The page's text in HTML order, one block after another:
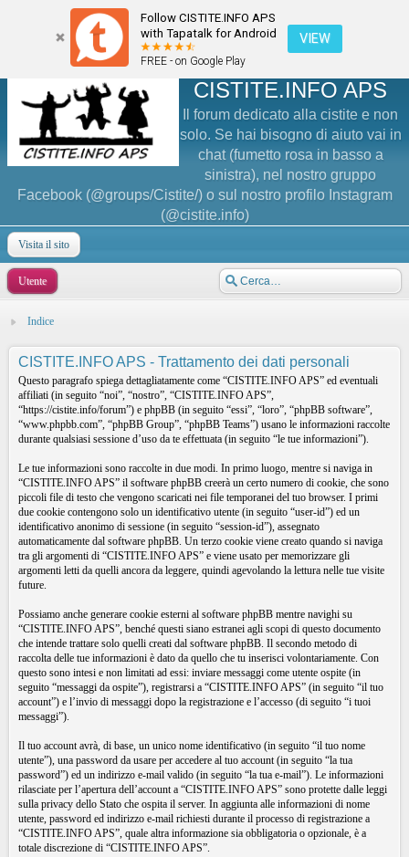
Follow CISTITE.INFO APS
with Tapatalk for Android
FREE - on Google Play
VIEW
CISTITE.INFO APS
Il forum dedicato alla cistite e non
solo. Se hai bisogno di aiuto vai in
chat (fumetto rosa in basso a
sinistra), nel nostro gruppo
Facebook (@groups/Cistite/) o sul nostro profilo Instagram
(@cistite.info)
Visita il sito
Utente
Indice
CISTITE.INFO APS - Trattamento dei dati personali
Questo paragrafo spiega dettagliatamente come “CISTITE.INFO APS” ed eventuali
affiliati (in seguito “noi”, “nostro”, “CISTITE.INFO APS”,
“https://cistite.info/forum”) e phpBB (in seguito “essi”, “loro”, “phpBB software”,
“www.phpbb.com”, “phpBB Group”, “phpBB Teams”) usano le informazioni raccolte
durante qualsiasi sessione d’uso da te effettuata (in seguito “le tue informazioni”).
Le tue informazioni sono raccolte in due modi. In primo luogo, mentre si naviga in
“CISTITE.INFO APS” il software phpBB creerà un certo numero di cookie, che sono
piccoli file di testo che vengono scaricati nei file temporanei del tuo browser. I primi
due cookie contengono solo un identificativo utente (in seguito “user-id”) ed un
identificativo anonimo di sessione (in seguito “session-id”), assegnato
automaticamente dal software phpBB. Un terzo cookie viene creato quando si naviga
tra gli argomenti di “CISTITE.INFO APS” e viene usato per memorizzare gli
argomenti letti da quelli ancora da leggere, quindi agevolando la lettura nelle tue visite
future.
Possiamo anche generare cookie esterni al software phpBB mentre navighi su
“CISTITE.INFO APS”, benché questi siano estranei agli scopi di questo documento
che intende trattare solo quelli creati dal software phpBB. Il secondo metodo di
raccolta delle tue informazioni è dato da quello che tu inserisci volontariamente. Con
questo sono intesi e non limitati ad essi: inviare messaggi come utente ospite (in
seguito “messaggi da ospite”), registrarsi a “CISTITE.INFO APS” (in seguito “il tuo
account”) e l’invio di messaggi dopo la registrazione e l’accesso (di seguito “i tuoi
messaggi”).
Il tuo account avrà, di base, un unico nome identificativo (in seguito “il tuo nome
utente”), una password da usare per accedere al tuo account (in seguito “la tua
password”) ed un indirizzo e-mail valido (in seguito “la tua e-mail”). Le informazioni
rilasciate per l’apertura dell’account a “CISTITE.INFO APS” sono protette dalle leggi
sulla privacy dello Stato che ospita il server. In aggiunta alle informazioni di nome
utente, password ed indirizzo e-mail richiesti durante il processo di registrazione a
“CISTITE.INFO APS”, quale altra informazione sia obbligatoria o opzionale, è a
totale discrezione di “CISTITE.INFO APS”.